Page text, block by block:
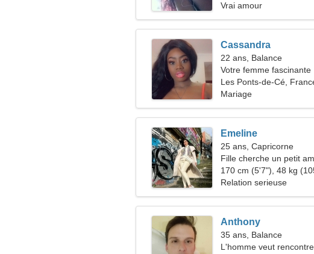
Vrai amour
Cassandra
22 ans, Balance
Votre femme fascinante
Les Ponts-de-Cé,
Mariage
Emeline
25 ans, Capricorne
Fille cherche un petit
170 cm (5'7"), 48 kg
Relation serieuse
Anthony
35 ans, Balance
L'homme veut